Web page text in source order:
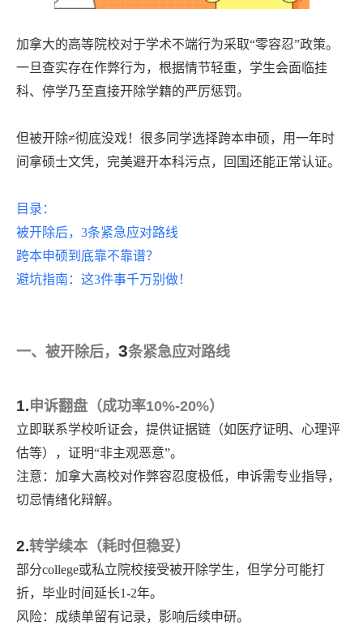
加拿大的高等院校对于学术不端行为采取“零容忍”政策。
一旦查实存在作弊行为，根据情节轻重，学生会面临挂
科、停学乃至直接开除学籍的严厉惩罚。
但被开除≠彻底没戏！很多同学选择跨本申硕，用一年时
间拿硕士文凭，完美避开本科污点，回国还能正常认证。
目录：
被开除后， 3条紧急应对路线
跨本申硕到底靠不靠谱？
避坑指南：这3件事千万别做！
一、被开除后， 3条紧急应对路线
1.申诉翻盘（成功率10%-20%）
立即联系学校听证会，提供证据链（如医疗证明、心理评
估等），证明“非主观恶意”。
注意：加拿大高校对作弊容忍度极低，申诉需专业指导，
切忌情绪化辩解。
2.转学续本（耗时但稳妥）
部分college或私立院校接受被开除学生，但学分可能打
折，毕业时间延长1-2年。
风险：成绩单留有记录，影响后续申研。